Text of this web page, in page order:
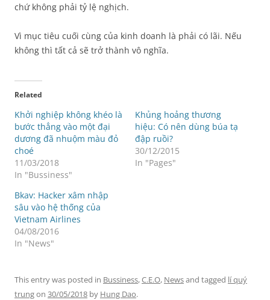
chứ không phải tỷ lệ nghịch.
Vì mục tiêu cuối cùng của kinh doanh là phải có lãi. Nếu
không thì tất cả sẽ trở thành vô nghĩa.
Related
Khởi nghiệp không khéo là
bước thẳng vào một đại
dương đã nhuộm màu đỏ
choé
11/03/2018
In "Bussiness"
Khủng hoảng thương
hiệu: Có nên dùng búa tạ
đập ruồi?
30/12/2015
In "Pages"
Bkav: Hacker xâm nhập
sâu vào hệ thống của
Vietnam Airlines
04/08/2016
In "News"
This entry was posted in Bussiness,C.E.O, Newsand tagged lí quý
trungon 30/05/2018 by Hung Dao.